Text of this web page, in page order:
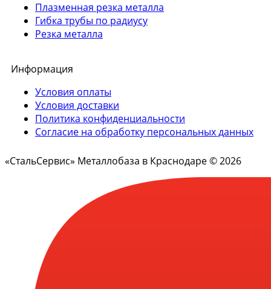
Плазменная резка металла
Гибка трубы по радиусу
Резка металла
Информация
Условия оплаты
Условия доставки
Политика конфиденциальности
Согласие на обработку персональных данных
«СтальСервис» Металлобаза в Краснодаре © 2026